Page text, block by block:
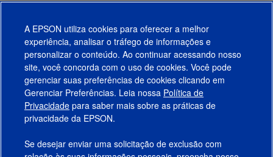
estrelas,
médio
de
avaliação.
Read
a
Review.
Link
abre
na
mesma
página.
Visão geral
Avaliações
Produtos
Suporte
Links Sugeridos
A EPSON utiliza cookies para oferecer a melhor
experiência, analisar o tráfego de informações e
personalizar o conteúdo. Ao continuar acessando nosso
site, você concorda com o uso de cookies. Você pode
gerenciar suas preferências de cookies clicando em
Gerenciar Preferências. Leia nossa Política de
Privacidade para saber mais sobre as práticas de
privacidade da EPSON.
Se desejar enviar uma solicitação de exclusão com